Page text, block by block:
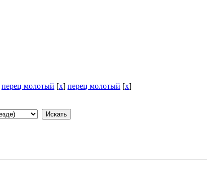
перец молотый [x] перец молотый [x]